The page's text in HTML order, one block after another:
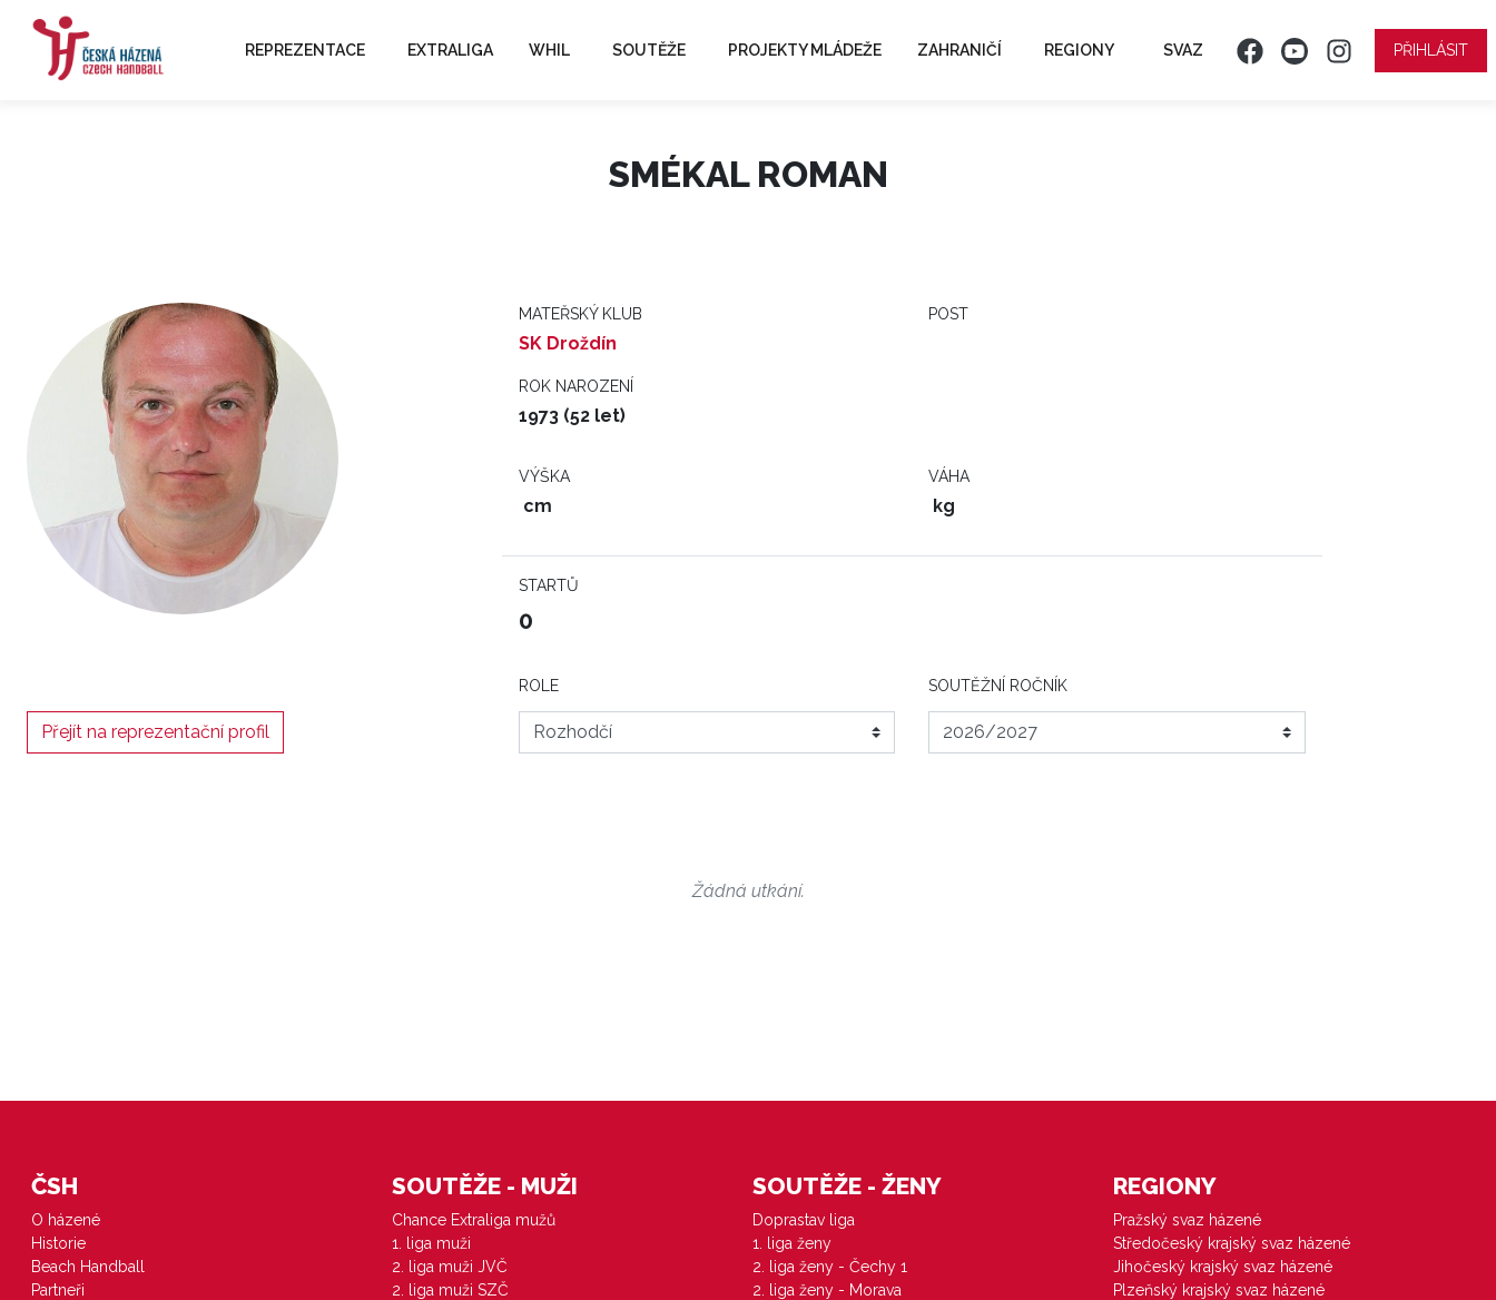
REPREZENTACE EXTRALIGA WHIL SOUTĚŽE PROJEKTY MLÁDEŽE ZAHRANIČÍ REGIONY SVAZ PŘIHLÁSIT
SMÉKAL ROMAN
MATEŘSKÝ KLUB
SK Droždín
POST
ROK NAROZENÍ
1973 (52 let)
VÝŠKA
cm
VÁHA
kg
STARTŮ
0
Přejít na reprezentační profil
ROLE SOUTĚŽNÍ ROČNÍK
Žádná utkání.
ČSH
O házené
Historie
Beach Handball
Partneři
SOUTĚŽE - MUŽI
Chance Extraliga mužů
1. liga muži
2. liga muži JVČ
2. liga muži SZČ
SOUTĚŽE - ŽENY
Doprastav liga
1. liga ženy
2. liga ženy - Čechy 1
2. liga ženy - Morava
REGIONY
Pražský svaz házené
Středočeský krajský svaz házené
Jihočeský krajský svaz házené
Plzeňský krajský svaz házené